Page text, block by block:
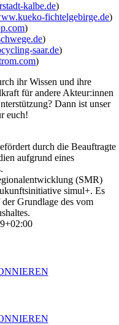
kalbe.de)
fichtelgebirge.de)
)
)
saar.de)
)
ihr Wissen und ihre
für andere Akteur:innen
Dann ist unser
euch!
durch die Beauftragte
aufgrund eines
(SMR)
simul+. Es
Grundlage des vom